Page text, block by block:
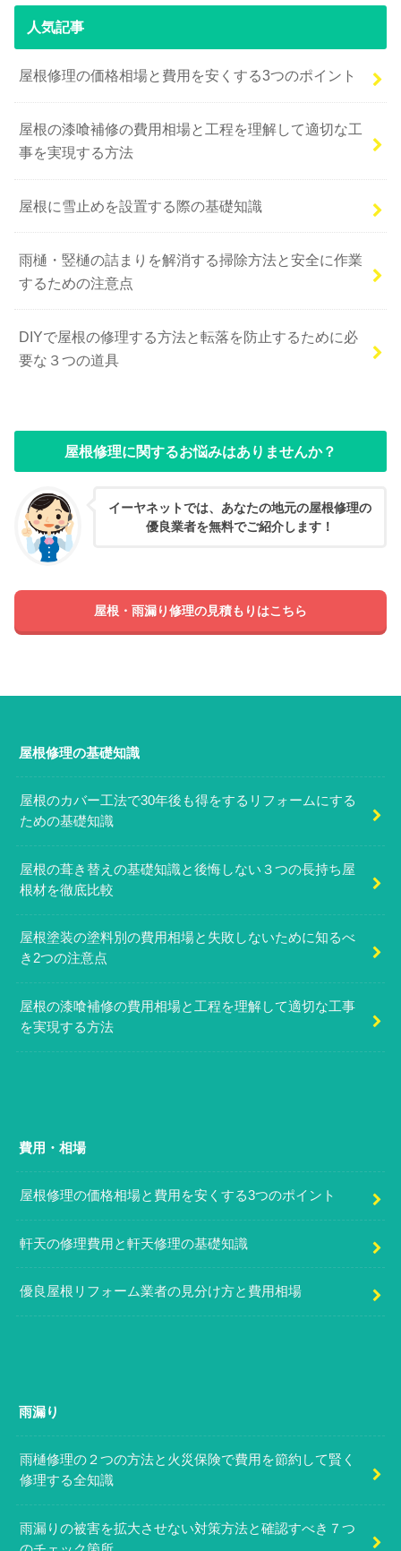
人気記事
屋根修理の価格相場と費用を安くする3つのポイント
屋根の漆喰補修の費用相場と工程を理解して適切な工
事を実現する方法
屋根に雪止めを設置する際の基礎知識
雨樋・竪樋の詰まりを解消する掃除方法と安全に作業
するための注意点
DIYで屋根の修理する方法と転落を防止するために必
要な３つの道具
屋根修理に関するお悩みはありませんか？
イーヤネットでは、あなたの地元の屋根修理の
優良業者を無料でご紹介します！
屋根・雨漏り修理の見積もりはこちら
屋根修理の基礎知識
屋根のカバー工法で30年後も得をするリフォームにする
ための基礎知識
屋根の葺き替えの基礎知識と後悔しない３つの長持ち屋
根材を徹底比較
屋根塗装の塗料別の費用相場と失敗しないために知るべ
き2つの注意点
屋根の漆喰補修の費用相場と工程を理解して適切な工事
を実現する方法
費用・相場
屋根修理の価格相場と費用を安くする3つのポイント
軒天の修理費用と軒天修理の基礎知識
優良屋根リフォーム業者の見分け方と費用相場
雨漏り
雨樋修理の２つの方法と火災保険で費用を節約して賢く
修理する全知識
雨漏りの被害を拡大させない対策方法と確認すべき７つ